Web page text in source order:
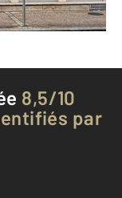
8,5/10
par